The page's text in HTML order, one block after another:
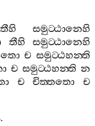
සමුට‍්ඨානෙහි
තීහි
සමුට‍්ඨානෙහි
ච සමුට‍්ඨහන‍්ති
ච සමුට‍්ඨහන‍්ති න
ච චිත‍්තතො
ච
.